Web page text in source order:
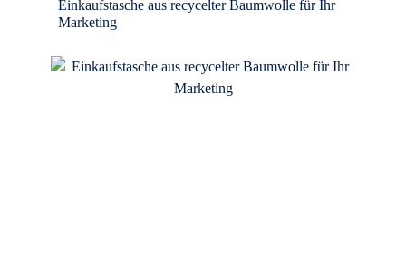
Einkaufstasche aus recycelter Baumwolle für Ihr
Marketing